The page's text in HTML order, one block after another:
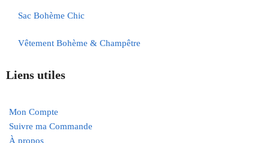
Sac Bohème Chic
Vêtement Bohème & Champêtre
Liens utiles
Mon Compte
Suivre ma Commande
À propos